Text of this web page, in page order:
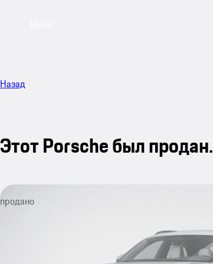
Назад
Этот Porsche был продан.
продано